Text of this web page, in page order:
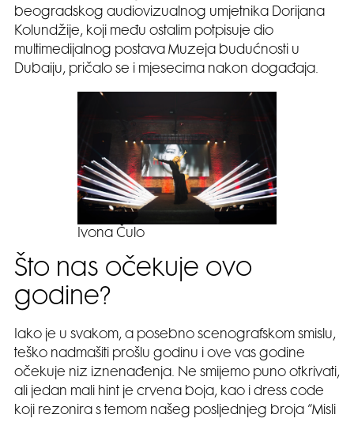
beogradskog audiovizualnog umjetnika Dorijana
Kolundžije, koji među ostalim potpisuje dio
multimedijalnog postava Muzeja budućnosti u
Dubaiju, pričalo se i mjesecima nakon događaja.
Ivona Čulo
Što nas očekuje ovo
godine?
Iako je u svakom, a posebno scenografskom smislu,
teško nadmašiti prošlu godinu i ove vas godine
očekuje niz iznenađenja. Ne smijemo puno otkrivati,
ali jedan mali hint je crvena boja, kao i dress code
koji rezonira s temom našeg posljednjeg broja “Misli